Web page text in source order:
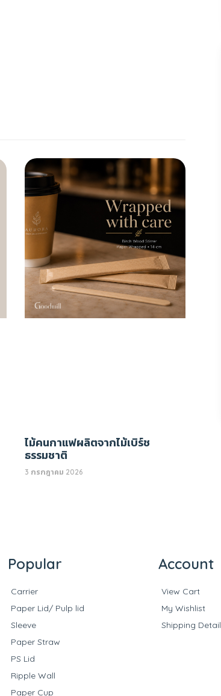
ไม้คนกาแฟผลิตจากไม้เบิร์ช
ธรรมชาติ
3 กรกฎาคม 2026
Popular
Carrier
Paper Lid/ Pulp lid
Sleeve
Paper Straw
PS Lid
Ripple Wall
Paper Cup
Account
View Cart
My Wishlist
Shipping Detail